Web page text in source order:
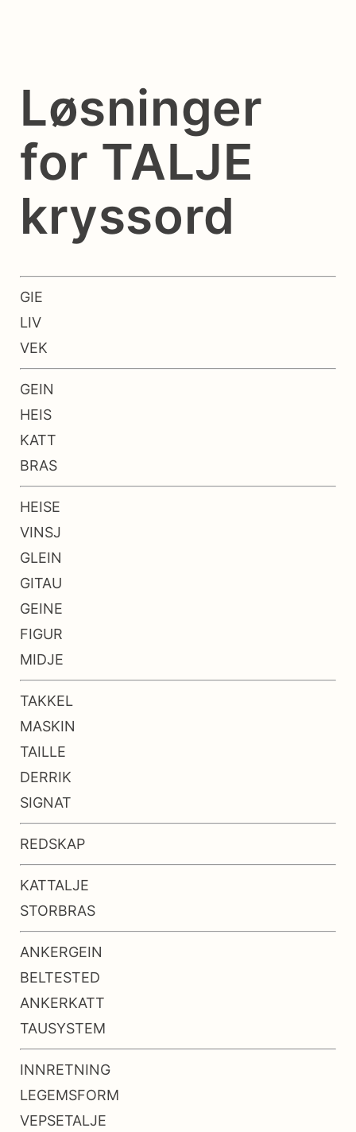
Løsninger
for TALJE
kryssord
GIE
LIV
VEK
GEIN
HEIS
KATT
BRAS
HEISE
VINSJ
GLEIN
GITAU
GEINE
FIGUR
MIDJE
TAKKEL
MASKIN
TAILLE
DERRIK
SIGNAT
REDSKAP
KATTALJE
STORBRAS
ANKERGEIN
BELTESTED
ANKERKATT
TAUSYSTEM
INNRETNING
LEGEMSFORM
VEPSETALJE